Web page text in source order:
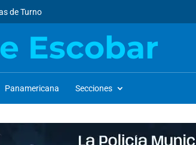
de Turno
Escobar
Panamericana Secciones